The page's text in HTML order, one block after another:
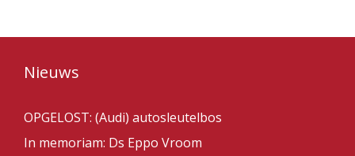
Nieuws
OPGELOST: (Audi) autosleutelbos
In memoriam: Ds Eppo Vroom